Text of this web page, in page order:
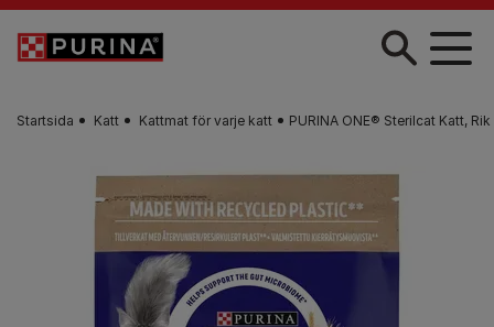
Skip to main content
Startsida Katt Kattmat för varje katt PURINA ONE® Sterilcat Katt,